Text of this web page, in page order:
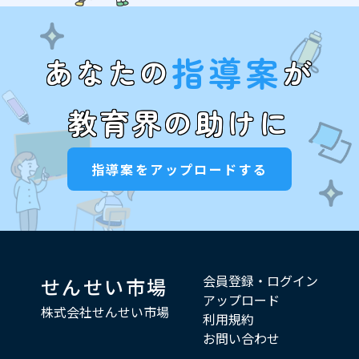
あなたの指導案が
教育界の助けに
指導案をアップロードする
せんせい市場
株式会社せんせい市場
会員登録・ログイン
アップロード
利用規約
お問い合わせ